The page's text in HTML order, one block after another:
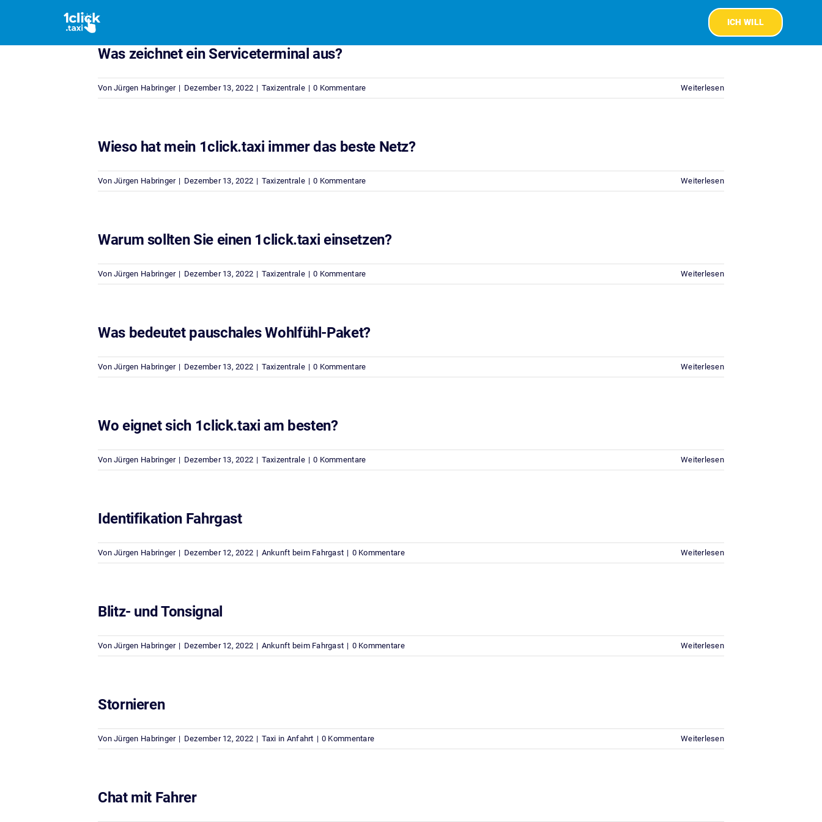
springen
ICH WILL
Was zeichnet ein Serviceterminal aus?
VonJürgen Habringer | Dezember 13, 2022 | Taxizentrale | 0 Kommentare Weiterlesen
Wieso hat mein 1click.taxi immer das beste Netz?
VonJürgen Habringer | Dezember 13, 2022 | Taxizentrale | 0 Kommentare Weiterlesen
Warum sollten Sie einen 1click.taxi einsetzen?
VonJürgen Habringer | Dezember 13, 2022 | Taxizentrale | 0 Kommentare Weiterlesen
Was bedeutet pauschales Wohlfühl-Paket?
VonJürgen Habringer | Dezember 13, 2022 | Taxizentrale | 0 Kommentare Weiterlesen
Wo eignet sich 1click.taxi am besten?
VonJürgen Habringer | Dezember 13, 2022 | Taxizentrale | 0 Kommentare Weiterlesen
Identifikation Fahrgast
VonJürgen Habringer | Dezember 12, 2022 | Ankunft beim Fahrgast | 0 Kommentare Weiterlesen
Blitz- und Tonsignal
VonJürgen Habringer | Dezember 12, 2022 | Ankunft beim Fahrgast | 0 Kommentare Weiterlesen
Stornieren
VonJürgen Habringer | Dezember 12, 2022 | Taxi in Anfahrt | 0 Kommentare Weiterlesen
Chat mit Fahrer